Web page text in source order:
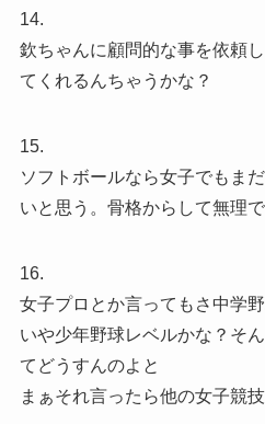
14.
欽ちゃんに顧問的な事を依頼
てくれるんちゃうかな？
15.
ソフトボールなら女子でもま
いと思う。骨格からして無理で
16.
女子プロとか言ってもさ中学
いや少年野球レベルかな？そ
てどうすんのよと
まぁそれ言ったら他の女子競